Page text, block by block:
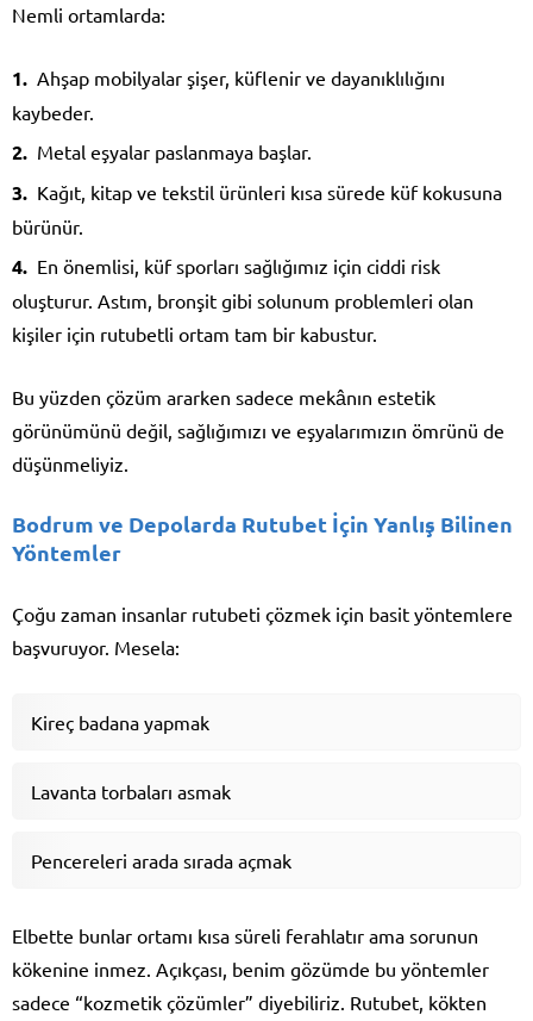
Nemli ortamlarda:
Ahşap mobilyalar şişer, küflenir ve dayanıklılığını
kaybeder.
Metal eşyalar paslanmaya başlar.
Kağıt, kitap ve tekstil ürünleri kısa sürede küf kokusuna
bürünür.
En önemlisi, küf sporları sağlığımız için ciddi risk
oluşturur. Astım, bronşit gibi solunum problemleri olan
kişiler için rutubetli ortam tam bir kabustur.
Bu yüzden çözüm ararken sadece mekânın estetik
görünümünü değil, sağlığımızı ve eşyalarımızın ömrünü de
düşünmeliyiz.
Bodrum ve Depolarda Rutubet İçin Yanlış Bilinen
Yöntemler
Çoğu zaman insanlar rutubeti çözmek için basit yöntemlere
başvuruyor. Mesela:
Kireç badana yapmak
Lavanta torbaları asmak
Pencereleri arada sırada açmak
Elbette bunlar ortamı kısa süreli ferahlatır ama sorunun
kökenine inmez. Açıkçası, benim gözümde bu yöntemler
sadece “kozmetik çözümler” diyebiliriz. Rutubet, kökten